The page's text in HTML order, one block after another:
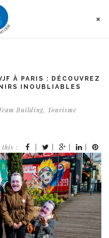
À PARIS : DÉCOUVREZ
INOUBLIABLES
Building, Tourisme
this :